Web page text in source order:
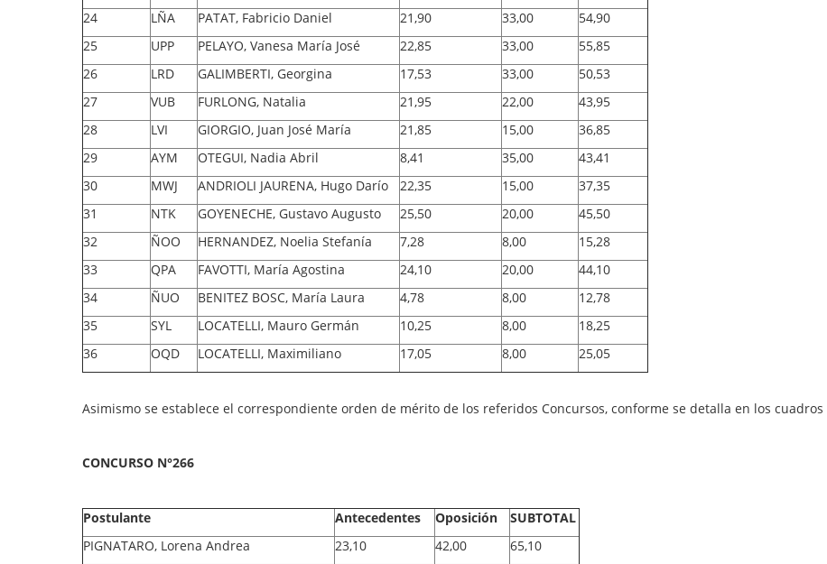
24
LÑA PATAT, Fabricio Daniel 21,90 33,00
54,90
25
UPP PELAYO, Vanesa María José 22,85 33,00
55,85
26
LRD GALIMBERTI, Georgina 17,53 33,00
50,53
27
VUB FURLONG, Natalia 21,95 22,00
43,95
28
LVI GIORGIO, Juan José María 21,85 15,00
36,85
29
AYM OTEGUI, Nadia Abril 8,41 35,00
43,41
30
MWJ ANDRIOLI JAURENA, Hugo Darío 22,35 15,00
37,35
31
NTK GOYENECHE, Gustavo Augusto 25,50 20,00
45,50
32
ÑOO HERNANDEZ, Noelia Stefanía 7,28 8,00
15,28
33
QPA FAVOTTI, María Agostina 24,10 20,00
44,10
34
ÑUO BENITEZ BOSC, María Laura 4,78 8,00
12,78
35
SYL LOCATELLI, Mauro Germán 10,25 8,00
18,25
36
OQD LOCATELLI, Maximiliano 17,05 8,00 25,05
Asimismo se establece el correspondiente orden de mérito de los referidos Concursos, conforme se detalla en los
CONCURSO N°266
Postulante Antecedentes Oposición
SUBTOTAL
PIGNATARO, Lorena Andrea
23,10 42,00
65,10